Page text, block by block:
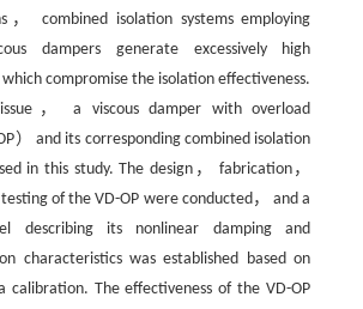
， combined isolation systems employing
dampers generate excessively high
compromise the isolation effectiveness.
， a viscous damper with overload
） and its corresponding combined isolation
in this study. The design， fabrication，
of the VD-OP were conducted， and a
describing its nonlinear damping and
characteristics was established based on
calibration. The effectiveness of the VD-OP